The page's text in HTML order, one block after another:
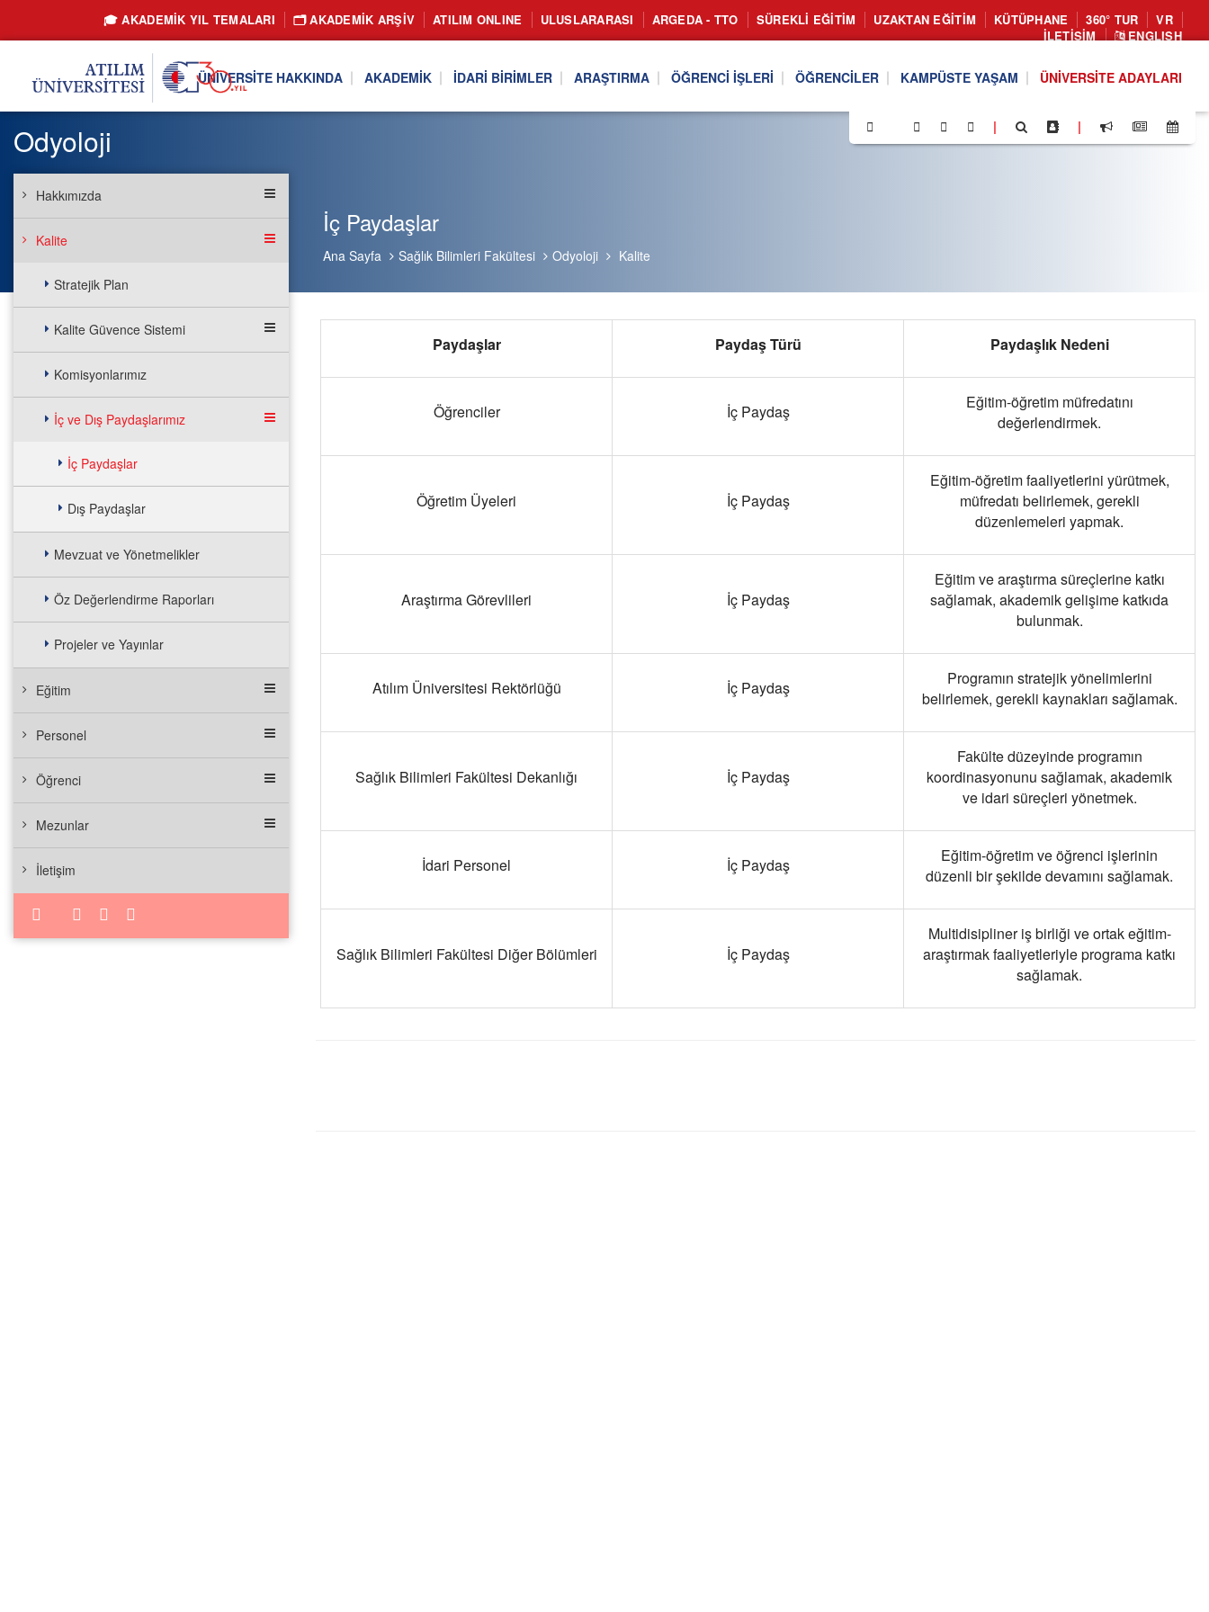
🎓 AKADEMİK YIL TEMALARI 🗂️ AKADEMIK ARŞIV ATILIM ONLINE ULUSLARARASI ARGEDA - TTO SÜREKLI EĞITIM UZAKTAN EĞITIM KÜTÜPHANE 360° TUR
VR
İLETIŞIM
ENGLISH
ÜNIVERSITE HAKKINDA AKADEMIK İDARI BIRIMLER ARAŞTIRMA ÖĞRENCI İŞLERI ÖĞRENCILER KAMPÜSTE YAŞAM ÜNIVERSITE ADAYLARI
| |
İç Paydaşlar
Ana Sayfa Sağlık Bilimleri Fakültesi Odyoloji Kalite
Odyoloji
Hakkımızda
Kalite
Stratejik Plan
Kalite Güvence Sistemi
Komisyonlarımız
İç ve Dış Paydaşlarımız
İç Paydaşlar
Dış Paydaşlar
Mevzuat ve Yönetmelikler
Öz Değerlendirme Raporları
Projeler ve Yayınlar
Eğitim
Personel
Öğrenci
Mezunlar
İletişim
Paydaşlar Paydaş Türü Paydaşlık Nedeni
Öğrenciler İç Paydaş
Eğitim-öğretim müfredatını
değerlendirmek.
Öğretim Üyeleri İç Paydaş
Eğitim-öğretim faaliyetlerini yürütmek,
müfredatı belirlemek, gerekli
düzenlemeleri yapmak.
Araştırma Görevlileri İç Paydaş
Eğitim ve araştırma süreçlerine katkı
sağlamak, akademik gelişime katkıda
bulunmak.
Atılım Üniversitesi Rektörlüğü İç Paydaş
Programın stratejik yönelimlerini
belirlemek, gerekli kaynakları sağlamak.
Sağlık Bilimleri Fakültesi Dekanlığı İç Paydaş
Fakülte düzeyinde programın
koordinasyonunu sağlamak, akademik
ve idari süreçleri yönetmek.
İdari Personel İç Paydaş
Eğitim-öğretim ve öğrenci işlerinin
düzenli bir şekilde devamını sağlamak.
Sağlık Bilimleri Fakültesi Diğer Bölümleri İç Paydaş
Multidisipliner iş birliği ve ortak eğitim-
araştırmak faaliyetleriyle programa katkı
sağlamak.